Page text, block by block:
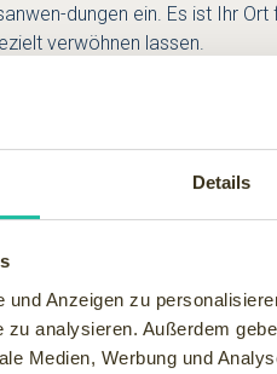
Details
Anzeigen zu
zu analysieren. Außerdem
Medien, Werbung und
dungen ein. Es ist Ihr
verwöhnen lassen.
Öffnen Sie die Tür und
sind der
einen atemberaubenden